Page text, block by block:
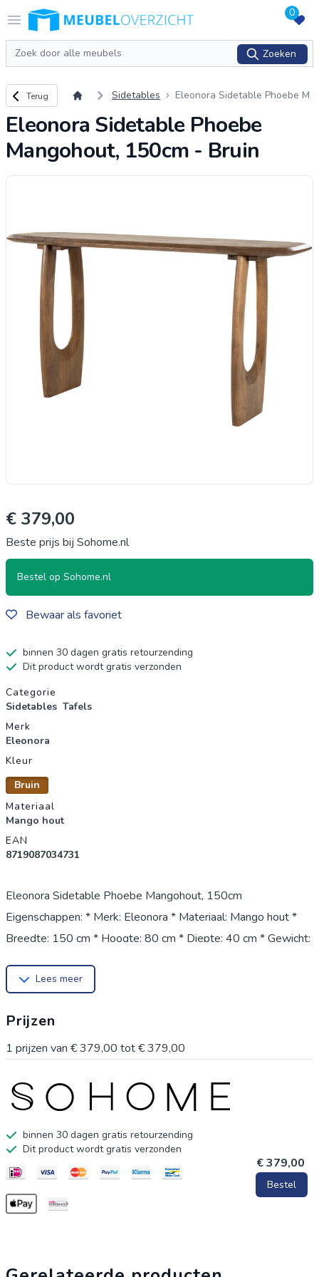
Open menu
Logo Meubeloverzicht.nl 0
Zoeken
Zoeken
Terug naar overzicht
Terug Sidetables
Eleonora Sidetable Phoebe M
Eleonora Sidetable Phoebe
Mangohout, 150cm - Bruin
€ 379,00
Beste prijs bij Sohome.nl
Bestel op Sohome.nl
Bewaar als favoriet
binnen 30 dagen gratis retourzending
Dit product wordt gratis verzonden
Productgegevens
Categorie
Sidetables Tafels
Merk
Eleonora
Kleur
Bruin
Materiaal
Mango hout
EAN
8719087034731
Eleonora Sidetable Phoebe Mangohout, 150cm
Eigenschappen: * Merk: Eleonora * Materiaal: Mango hout *
Breedte: 150 cm * Hoogte: 80 cm * Diepte: 40 cm * Gewicht:
Lees meer
Prijzen
1 prijzen van € 379,00 tot€ 379,00
binnen 30 dagen gratis retourzending
Dit product wordt gratis verzonden
€ 379,00
Bestel